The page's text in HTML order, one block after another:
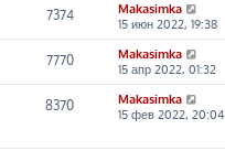
7374
Makasimka
15 июн 2022, 19:38
7770
Makasimka
15 апр 2022, 01:32
8370
Makasimka
15 фев 2022, 20:04